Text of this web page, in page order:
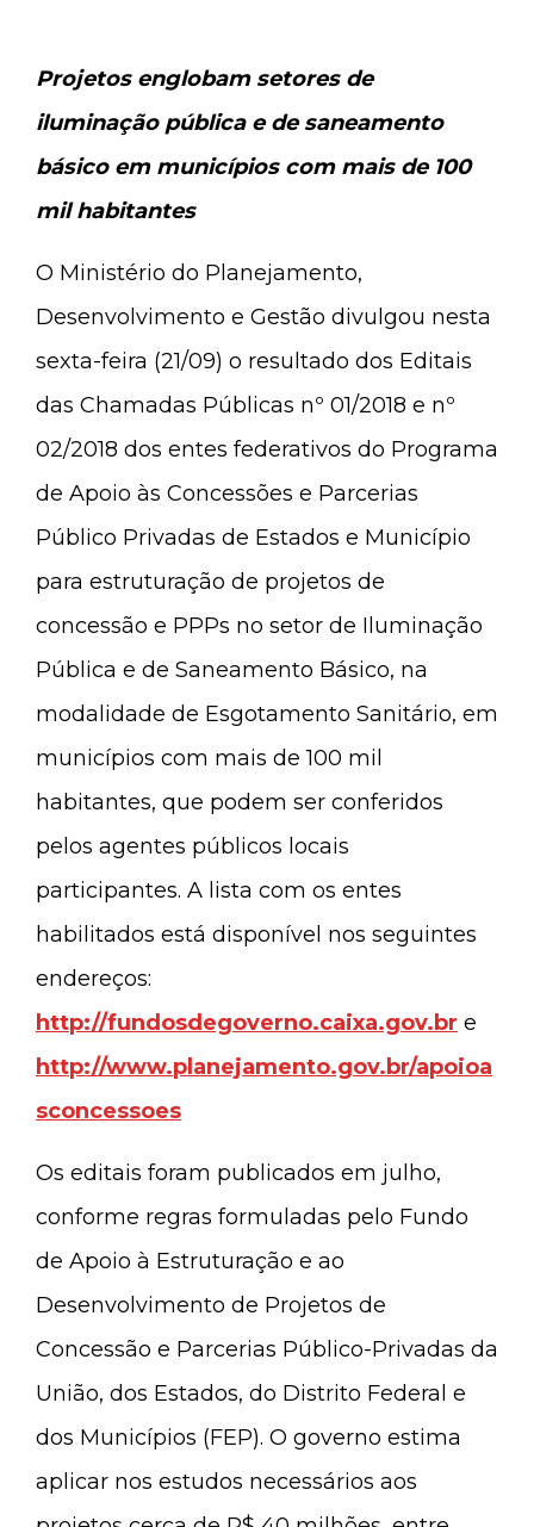
Projetos englobam setores de
iluminação pública e de saneamento
básico em municípios com mais de 100
mil habitantes
O Ministério do Planejamento,
Desenvolvimento e Gestão divulgou nesta
sexta-feira (21/09) o resultado dos Editais
das Chamadas Públicas nº 01/2018 e nº
02/2018 dos entes federativos do Programa
de Apoio às Concessões e Parcerias
Público Privadas de Estados e Município
para estruturação de projetos de
concessão e PPPs no setor de Iluminação
Pública e de Saneamento Básico, na
modalidade de Esgotamento Sanitário, em
municípios com mais de 100 mil
habitantes, que podem ser conferidos
pelos agentes públicos locais
participantes. A lista com os entes
habilitados está disponível nos seguintes
endereços:
http://fundosdegoverno.caixa.gov.br e
http://www.planejamento.gov.br/apoioa
sconcessoes
Os editais foram publicados em julho,
conforme regras formuladas pelo Fundo
de Apoio à Estruturação e ao
Desenvolvimento de Projetos de
Concessão e Parcerias Público-Privadas da
União, dos Estados, do Distrito Federal e
dos Municípios (FEP). O governo estima
aplicar nos estudos necessários aos